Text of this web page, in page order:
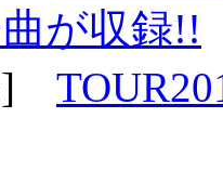
が収録!!